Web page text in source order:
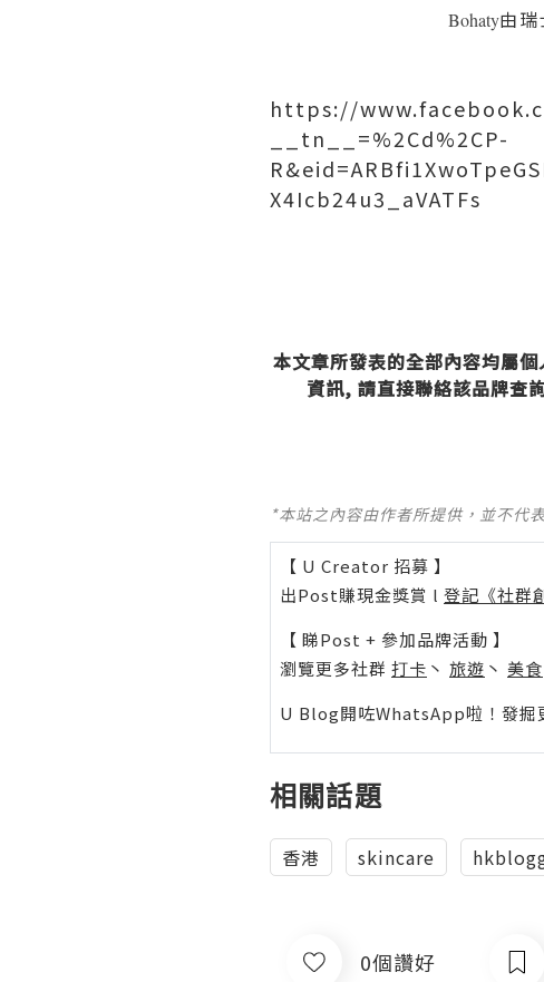
Bohaty由
https://
__tn__=%2Cd%2CP-
X4Icb24u3_aVATFs
本文章所發表的全部內容均屬
資訊, 請直接聯絡該品牌查
*本站之內容由作者所提供，並不代
【 U Creator 招募 】
出Post賺現金獎賞 l 登記《社群
【 睇Post + 參加品牌活動 】
瀏覽更多社群 打卡 丶 旅遊 丶 美食
U Blog開咗WhatsApp啦！發掘
相關話題
香港 skincare
0個讚好